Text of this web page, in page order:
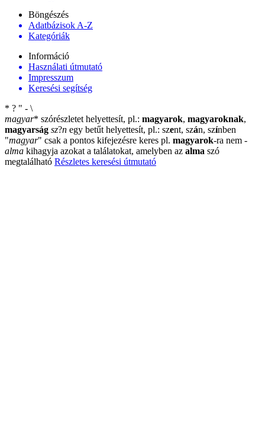
Böngészés
Adatbázisok A-Z
Kategóriák
Információ
Használati útmutató
Impresszum
Keresési segítség
* ? " - \
magyar* szórészletet helyettesít, pl.: magyarok, magyaroknak,
magyarság sz?n egy betűt helyettesít, pl.: szent, szán, színben
"magyar" csak a pontos kifejezésre keres pl. magyarok-ra nem -
alma kihagyja azokat a találatokat, amelyben az alma szó
megtalálható Részletes keresési útmutató